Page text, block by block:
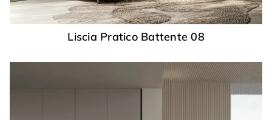
Liscia Pratico Battente 08